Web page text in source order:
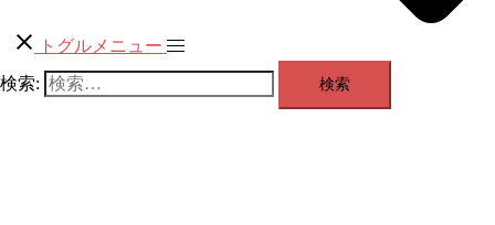
トグルメニュー
検索: